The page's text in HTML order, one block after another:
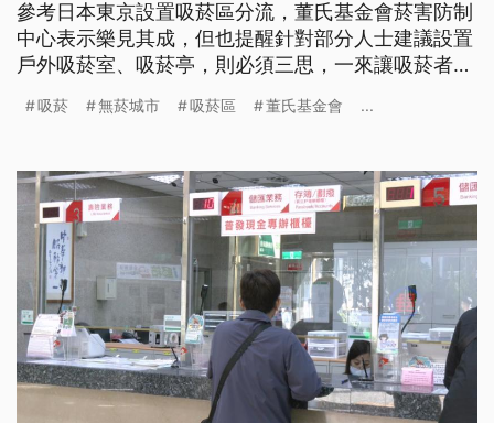
參考日本東京設置吸菸區分流，董氏基金會菸害防制
中心表示樂見其成，但也提醒針對部分人士建議設置
戶外吸菸室、吸菸亭，則必須三思，一來讓吸菸者同
接暴露在菸害中。
吸菸 無菸城市 吸菸區 董氏基金會 ...